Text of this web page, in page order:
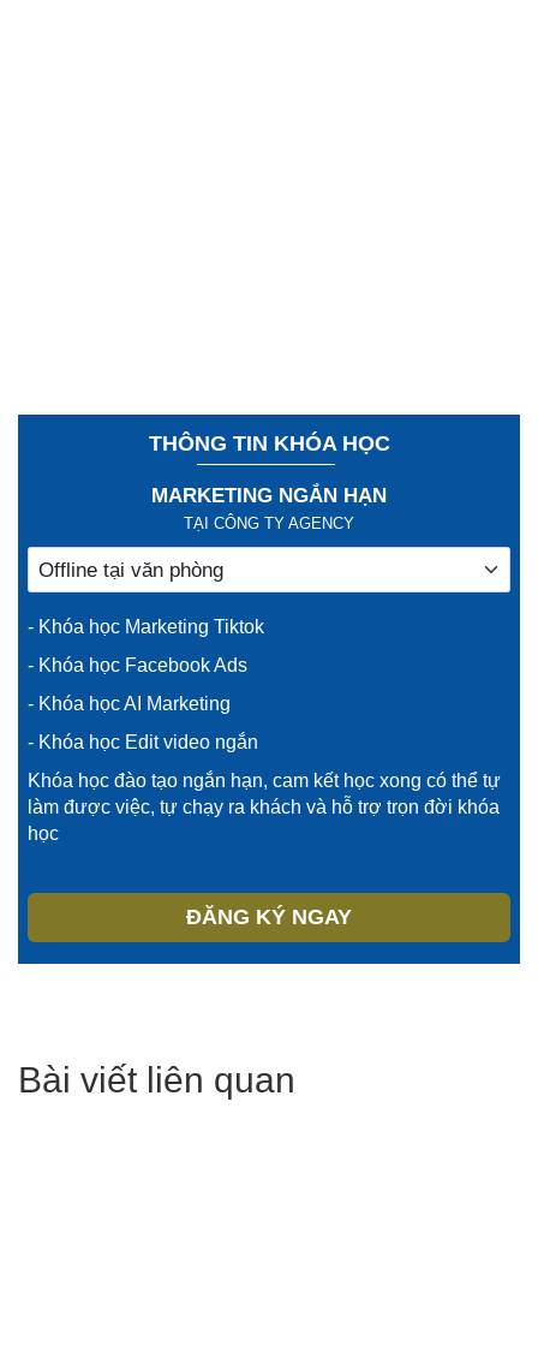
THÔNG TIN KHÓA HỌC
MARKETING NGẮN HẠN
TẠI CÔNG TY AGENCY
- Khóa học Marketing Tiktok
- Khóa học Facebook Ads
- Khóa học AI Marketing
- Khóa học Edit video ngắn
Khóa học đào tạo ngắn hạn, cam kết học xong có thể tự
làm được việc, tự chạy ra khách và hỗ trợ trọn đời khóa
học
ĐĂNG KÝ NGAY
Bài viết liên quan